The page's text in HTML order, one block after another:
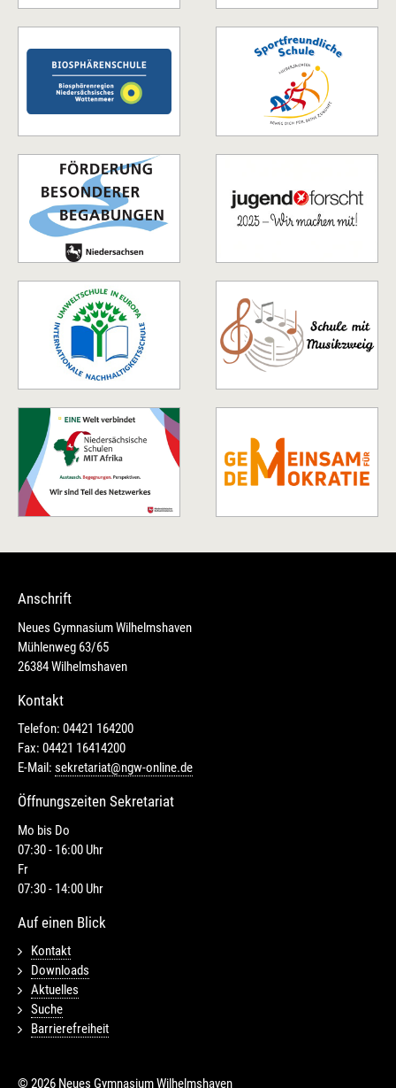
Anschrift
Neues Gymnasium Wilhelmshaven
Mühlenweg 63/65
26384 Wilhelmshaven
Kontakt
Telefon: 04421 164200
Fax: 04421 16414200
E-Mail: sekretariat@ngw-online.de
Öffnungszeiten Sekretariat
Mo bis Do
07:30 - 16:00 Uhr
Fr
07:30 - 14:00 Uhr
Auf einen Blick
Kontakt
Downloads
Aktuelles
Suche
Barrierefreiheit
© 2026 Neues Gymnasium Wilhelmshaven